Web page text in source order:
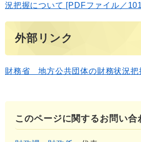
況把握について [PDFファイル／
外部リンク
財務省 地方公共団体の財務状況把
このページに関するお問い合